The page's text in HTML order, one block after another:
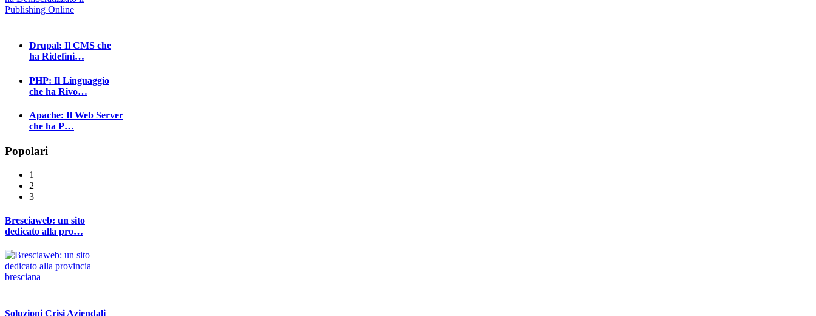
Drupal: Il CMS che
ha Ridefini…
PHP: Il Linguaggio
che ha Rivo…
Apache: Il Web Server
che ha P…
Popolari
1
2
3
Bresciaweb: un sito
dedicato alla pro…
Soluzioni Crisi Aziendali